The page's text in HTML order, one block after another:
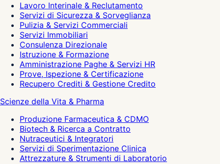
Lavoro Interinale & Reclutamento
Servizi di Sicurezza & Sorveglianza
Pulizia & Servizi Commerciali
Servizi Immobiliari
Consulenza Direzionale
Istruzione & Formazione
Amministrazione Paghe & Servizi HR
Prove, Ispezione & Certificazione
Recupero Crediti & Gestione Credito
Scienze della Vita & Pharma
Produzione Farmaceutica & CDMO
Biotech & Ricerca a Contratto
Nutraceutici & Integratori
Servizi di Sperimentazione Clinica
Attrezzature & Strumenti di Laboratorio